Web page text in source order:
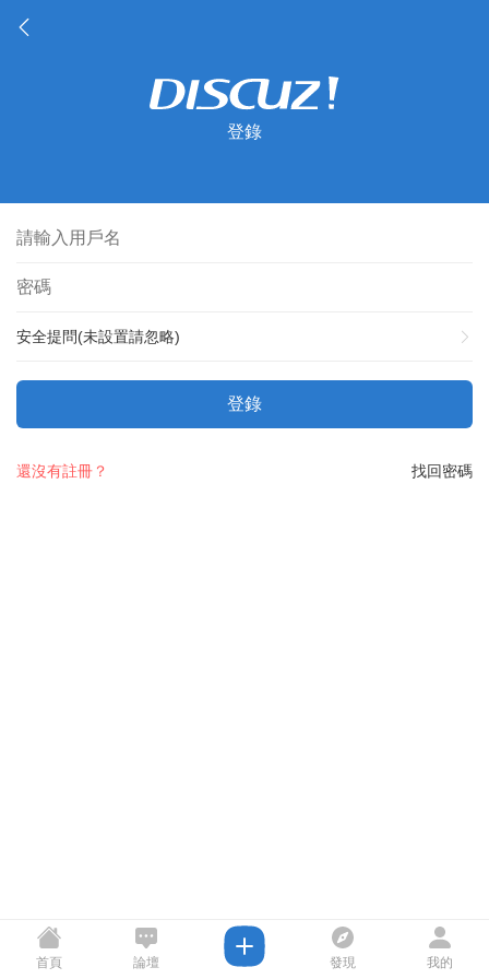
登錄
安全提問(未設置請忽略)
登錄
找回密碼
還沒有註冊？
首頁 論壇 發現 我的